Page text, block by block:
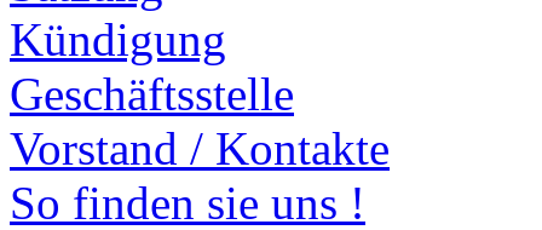
Kündigung
Geschäftsstelle
Vorstand / Kontakte
So finden sie uns !